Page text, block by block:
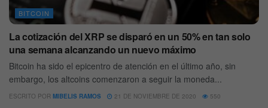
BITCOIN
La cotización del XRP se disparó en un 50% en tan solo
una semana alcanzando un nuevo máximo
Bitcoin ha sido el epicentro de atención en el último año, sin
embargo, los altcoins comenzaron a seguir la moneda...
ESCRITO POR MIBELIS RAMOS 21 DE NOVIEMBRE DE 2020 550